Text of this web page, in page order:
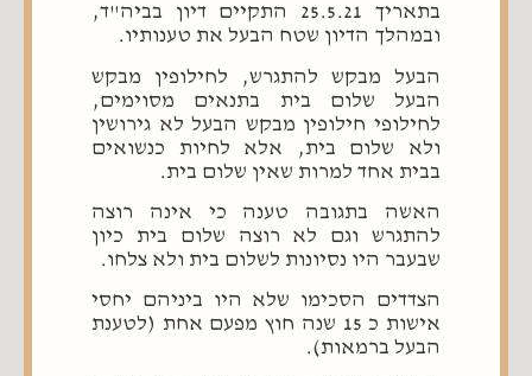
בתאריך 25.5.21 התקיים דיון בביה"ד,
ובמהלך הדיון שטח הבעל את טענותיו.
הבעל מבקש להתגרש, לחילופין מבקש
הבעל שלום בית בתנאים מסוימים,
לחילופי חילופין מבקש הבעל לא גירושין
ולא שלום בית, אלא לחיות כנשואים
בבית אחד למרות שאין שלום בית.
האשה בתגובה טענה כי אינה רוצה
להתגרש וגם לא רוצה שלום בית כיון
שבעבר היו נסיונות לשלום בית ולא צלחו.
הצדדים הסכימו שלא היו ביניהם יחסי
אישות כ 15 שנה חוץ מפעם אחת (לטענת
הבעל ברמאות).